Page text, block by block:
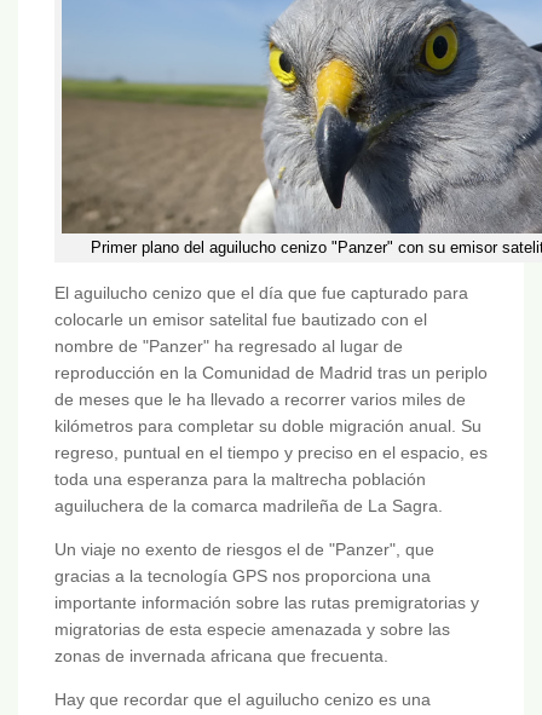
Primer plano del aguilucho cenizo "Panzer" con su emisor
El aguilucho cenizo que el día que fue capturado para
colocarle un emisor satelital fue bautizado con el
nombre de "Panzer" ha regresado al lugar de
reproducción en la Comunidad de Madrid tras un periplo
de meses que le ha llevado a recorrer varios miles de
kilómetros para completar su doble migración anual. Su
regreso, puntual en el tiempo y preciso en el espacio, es
toda una esperanza para la maltrecha población
aguiluchera de la comarca madrileña de La Sagra.
Un viaje no exento de riesgos el de "Panzer", que
gracias a la tecnología GPS nos proporciona una
importante información sobre las rutas premigratorias y
migratorias de esta especie amenazada y sobre las
zonas de invernada africana que frecuenta.
Hay que recordar que el aguilucho cenizo es una